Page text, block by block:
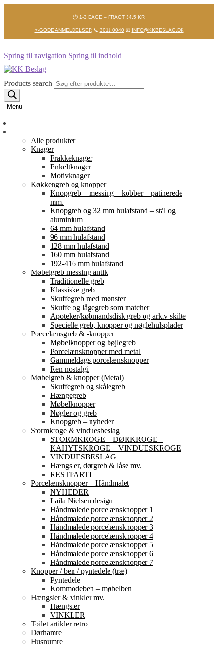
📦 1-3 DAGE – FRAGT 34,5 KR.
⭐-GODE ANMELDELSER📞 3011 0040📧 INFO@KKBESLAG.DK
Spring til navigation Spring til indhold
Products search
Menu
Alle produkter
Knager
Frakkeknager
Enkeltknager
Motivknager
Køkkengreb og knopper
Knopgreb – messing – kobber – patinerede
mm.
Knopgreb og 32 mm hulafstand – stål og
aluminium
64 mm hulafstand
96 mm hulafstand
128 mm hulafstand
160 mm hulafstand
192-416 mm hulafstand
Møbelgreb messing antik
Traditionelle greb
Klassiske greb
Skuffegreb med mønster
Skuffe og lågegreb som matcher
Apoteker/købmandsdisk greb og arkiv skilte
Specielle greb, knopper og nøglehulsplader
Poecelænsgreb & -knopper
Møbelknopper og bøjlegreb
Porcelænsknopper med metal
Gammeldags porcelænsknopper
Ren nostalgi
Møbelgreb & knopper (Metal)
Skuffegreb og skålegreb
Hængegreb
Møbelknopper
Nøgler og greb
Knopgreb – nyheder
Stormkroge & vinduesbeslag
STORMKROGE – DØRKROGE –
KAHYTSKROGE – VINDUESKROGE
VINDUESBESLAG
Hængsler, dørgreb & låse mv.
RESTPARTI
Porcelænsknopper – Håndmalet
NYHEDER
Laila Nielsen design
Håndmalede porcelænsknopper 1
Håndmalede porcelænsknopper 2
Håndmalede porcelænsknopper 3
Håndmalede porcelænsknopper 4
Håndmalede porcelænsknopper 5
Håndmalede porcelænsknopper 6
Håndmalede porcelænsknopper 7
Knopper / ben / pyntedele (træ)
Pyntedele
Kommodeben – møbelben
Hængsler & vinkler mv.
Hængsler
VINKLER
Toilet artikler retro
Dørhamre
Husnumre